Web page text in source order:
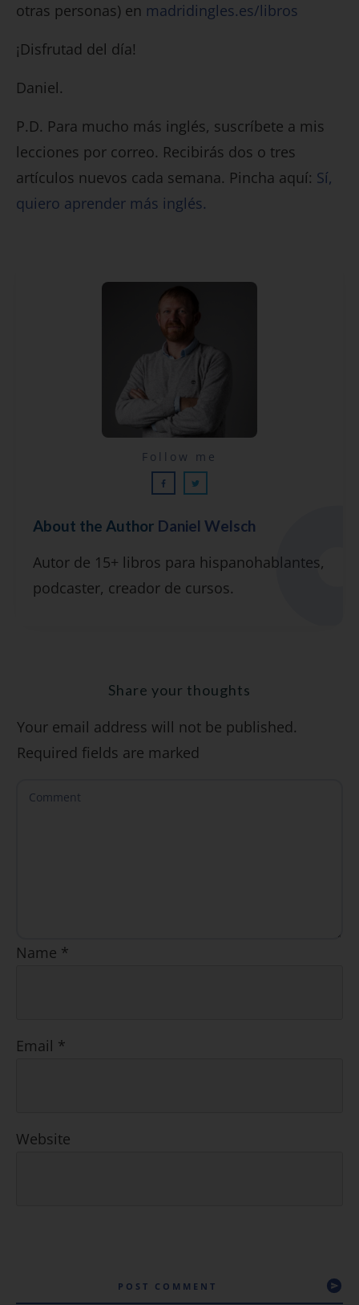
otras personas) en madridingles.es/libros
¡Disfrutad del día!
Daniel.
P.D. Para mucho más inglés, suscríbete a mis
lecciones por correo. Recibirás dos o tres
artículos nuevos cada semana. Pincha aquí: Sí,
quiero aprender más inglés.
Lecciones por email...
Suscríbete y recibirás 2 o 3 lecciones
gratuitas por semana, además de la guía
"7 errores comunes al hablar inglés (y
SÍ, QUIERO
About the Author Daniel Welsch
Autor de 15+ libros para hispanohablantes,
podcaster, creador de cursos.
Follow me
Share your thoughts
Your email address will not be published.
Required fields are marked
Name *
Email *
Website
POST COMMENT